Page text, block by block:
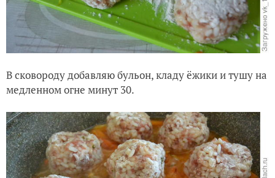
В сковороду добавляю бульон, кладу ёжики и тушу на
медленном огне минут 30.